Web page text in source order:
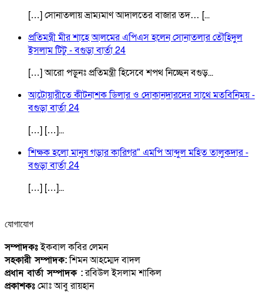
[…] সোনাতলায় ভ্রাম্যমাণ আদালতের বাজার তদ… [...
প্রতিমন্ত্রী মীর শাহে আলমের এপিএস হলেন সোনাতলার তৌহিদুল
ইসলাম টিটু - বগুড়া বার্তা 24
[…] আরো পড়ূনঃ প্রতিমন্ত্রী হিসেবে শপথ নিচ্ছেন বগুড়...
আটোয়ারীতে কীটনাশক ডিলার ও দোকানদারদের সাথে মতবিনিময় -
বগুড়া বার্তা 24
[…] […]...
শিক্ষক হলো মানুষ গড়ার কারিগর" এমপি আব্দুল মহিত তালুকদার -
বগুড়া বার্তা 24
[…] […]...
যোগাযোগ
সম্পাদকঃইকবাল কবির লেমন
সহকারী সম্পাদক:শিমন আহম্মেদ বাদল
প্রধান বার্তা সম্পাদক :রবিউল ইসলাম শাকিল
প্রকাশকঃমোঃ আবু রায়হান